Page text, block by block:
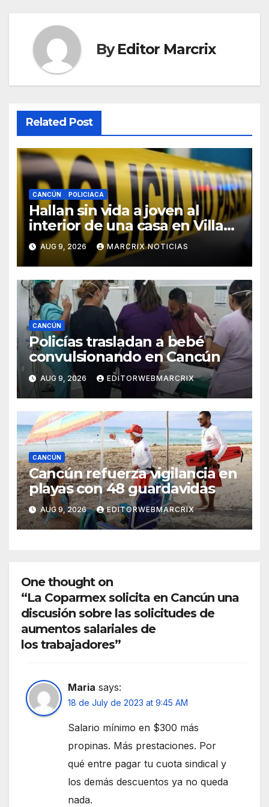
ByEditor Marcrix
Related Post
CANCÚN POLICIACA
Hallan sin vida a joven al
interior de una casa en Villas
Otoch de Cancún
AUG 9, 2026 MARCRIX NOTICIAS
CANCÚN
Policías trasladan a bebé
convulsionando en Cancún
AUG 9, 2026 EDITORWEBMARCRIX
CANCÚN
Cancún refuerza vigilancia en
playas con 48 guardavidas
AUG 9, 2026 EDITORWEBMARCRIX
One thought on
“La Coparmex solicita en Cancún una
discusión sobre las solicitudes de
aumentos salariales de
los trabajadores”
Maria says:
18 de July de 2023 at 9:45 AM
Salario mínimo en $300 más
propinas. Más prestaciones. Por
qué entre pagar tu cuota sindical y
los demás descuentos ya no queda
nada.